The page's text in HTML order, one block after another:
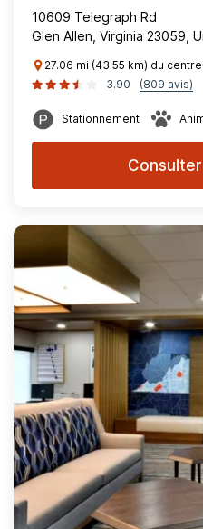
10609 Telegraph Rd
Glen Allen, Virginia 23059,
27.06 mi (43.55 km) du
3.90
(809 avis)
Stationnement